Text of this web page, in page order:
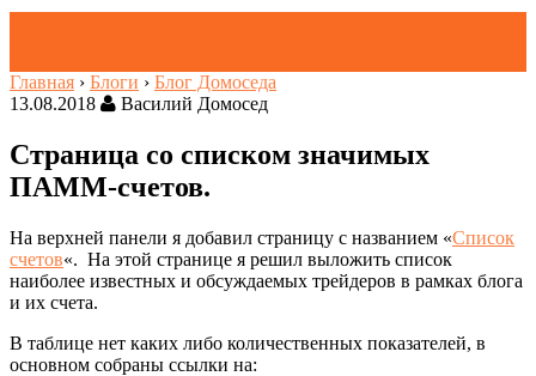
Главная › Блоги › Блог Домоседа
13.08.2018
Василий Домосед
Страница со списком значимых
ПАММ-счетов.
На верхней панели я добавил страницу с названием «Список
счетов«. На этой странице я решил выложить список
наиболее известных и обсуждаемых трейдеров в рамках блога
и их счета.
В таблице нет каких либо количественных показателей, в
основном собраны ссылки на: